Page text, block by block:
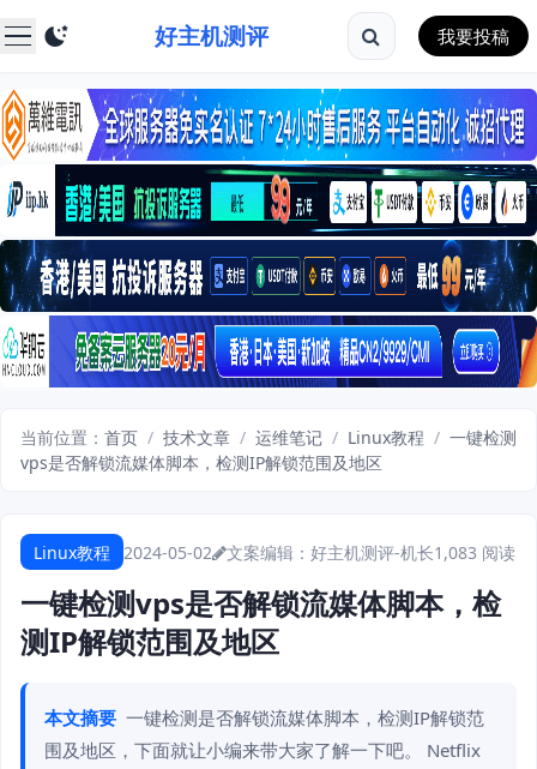
好主机测评 我要投稿
当前位置： 首页 / 技术文章 / 运维笔记 / Linux教程 / 一键检测
vps是否解锁流媒体脚本，检测IP解锁范围及地区
Linux教程 2024-05-02 文案编辑：好主机测评-机长1,083 阅读
一键检测vps是否解锁流媒体脚本，检
测IP解锁范围及地区
本文摘要 一键检测是否解锁流媒体脚本，检测IP解锁范
围及地区，下面就让小编来带大家了解一下吧。 Netflix